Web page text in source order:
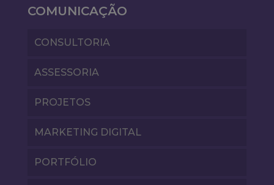
COMUNICAÇÃO
CONSULTORIA
ASSESSORIA
PROJETOS
MARKETING DIGITAL
PORTFÓLIO